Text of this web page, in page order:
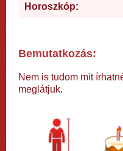
Horoszkóp:
Bemutatkozás:
Nem is tudom mit
meglátjuk.